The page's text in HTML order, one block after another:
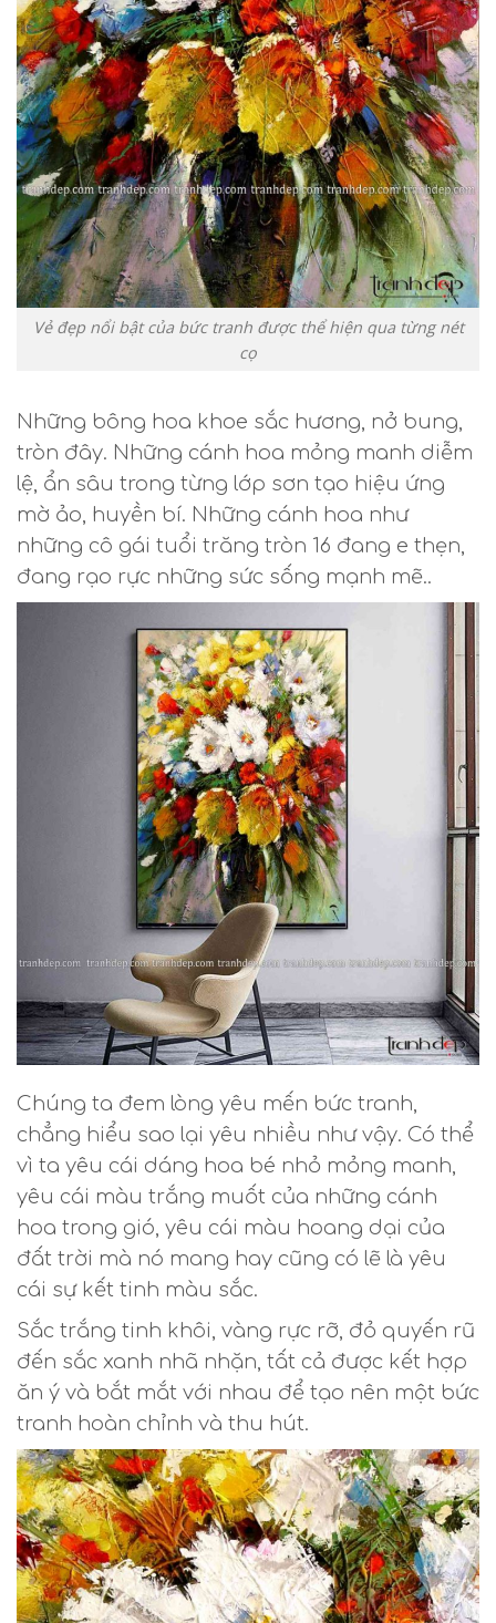
Vẻ đẹp nổi bật của bức tranh được thể hiện qua từng nét
cọ
Những bông hoa khoe sắc hương, nở bung,
tròn đây. Những cánh hoa mỏng manh diễm
lệ, ẩn sâu trong từng lớp sơn tạo hiệu ứng
mờ ảo, huyền bí. Những cánh hoa như
những cô gái tuổi trăng tròn 16 đang e thẹn,
đang rạo rực những sức sống mạnh mẽ..
Chúng ta đem lòng yêu mến bức tranh,
chẳng hiểu sao lại yêu nhiều như vậy. Có thể
vì ta yêu cái dáng hoa bé nhỏ mỏng manh,
yêu cái màu trắng muốt của những cánh
hoa trong gió, yêu cái màu hoang dại của
đất trời mà nó mang hay cũng có lẽ là yêu
cái sự kết tinh màu sắc.
Sắc trắng tinh khôi, vàng rực rỡ, đỏ quyến rũ
đến sắc xanh nhã nhặn, tất cả được kết hợp
ăn ý và bắt mắt với nhau để tạo nên một bức
tranh hoàn chỉnh và thu hút.